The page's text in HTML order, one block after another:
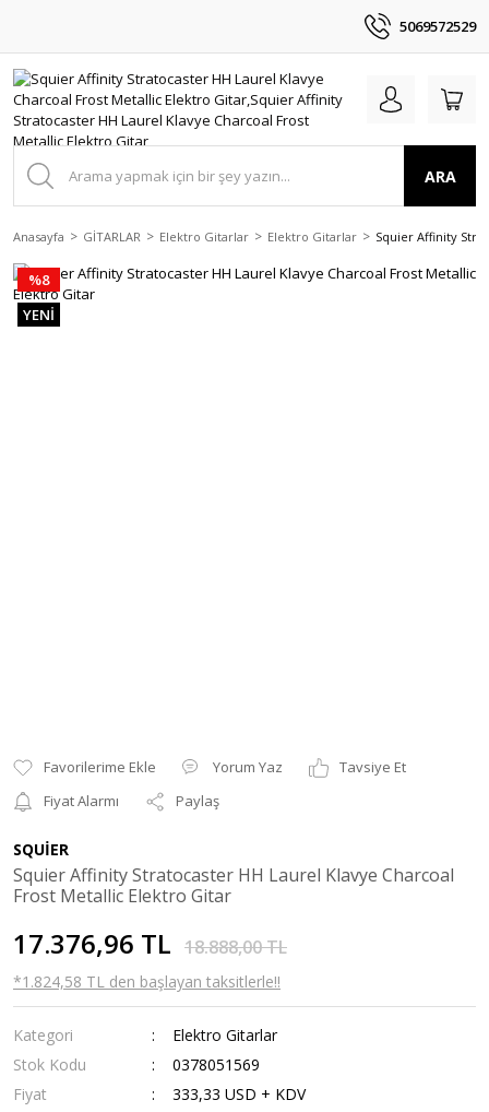
5069572529
ARA
Anasayfa GİTARLAR Elektro Gitarlar Elektro Gitarlar Squier Affinity
%8
YENİ
Yorum Yaz
Tavsiye Et
Fiyat Alarmı
Paylaş
SQUİER
Squier Affinity Stratocaster HH Laurel Klavye Charcoal
Frost Metallic Elektro Gitar
17.376,96 TL 18.888,00 TL
*1.824,58 TL den başlayan taksitlerle!!
Kategori
Elektro Gitarlar
Stok Kodu
0378051569
Fiyat
333,33 USD + KDV